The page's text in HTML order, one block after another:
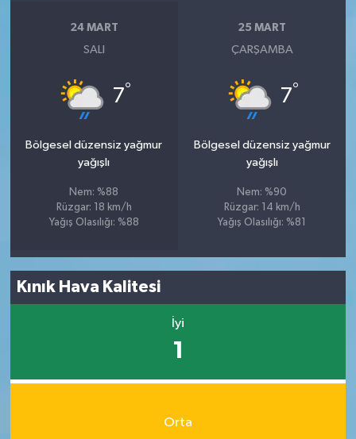
24 MART
SALI
7°
Bölgesel düzensiz yağmur
yağışlı
Nem: %88
Rüzgar: 18 km/h
Yağış Olasılığı: %88
25 MART
ÇARŞAMBA
7°
Bölgesel düzensiz yağmur
yağışlı
Nem: %90
Rüzgar: 14 km/h
Yağış Olasılığı: %81
Kınık Hava Kalitesi
İyi
1
Orta